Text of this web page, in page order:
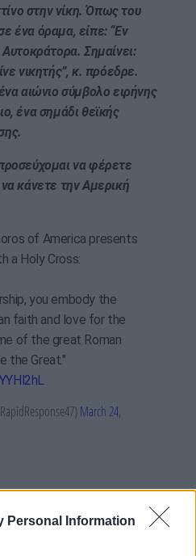
Personal Information
στην νίκη. Όπως του
ένα όραμα, είπε: “Εν
Σημαίνει:
νικητής”, κ. πρόεδρε.
αιώνιο σύμβολο ειρήνης
ένα σημάδι θεϊκής
να φέρετε
κάνετε την Αμερική
of America presents
a Holy Cross:
you embody the
faith and love for the
of the great Roman
the Great."
March 24,